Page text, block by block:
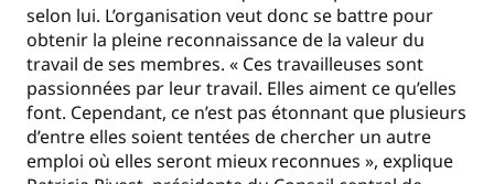
selon lui. L’organisation veut donc se battre pour
obtenir la pleine reconnaissance de la valeur du
travail de ses membres. « Ces travailleuses sont
passionnées par leur travail. Elles aiment ce qu’elles
font. Cependant, ce n’est pas étonnant que plusieurs
d’entre elles soient tentées de chercher un autre
emploi où elles seront mieux reconnues », explique